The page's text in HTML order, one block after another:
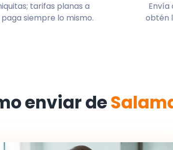
tarifas planas a
siempre lo mismo.
Envía
obtén
enviar de